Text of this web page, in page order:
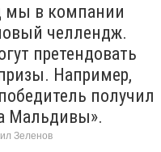
мы в компании
челлендж.
претендовать
Например,
получил
Мальдивы».
Зеленов